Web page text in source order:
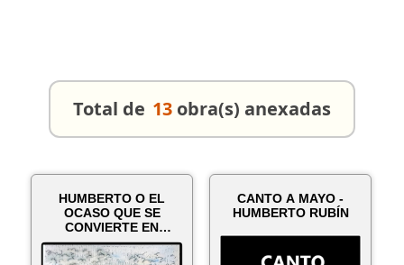
Total de 13 obra(s) anexadas
HUMBERTO O EL
OCASO QUE SE
CONVIERTE EN
MAÑANA - Por Toni
Roberto...
CANTO A MAYO -
HUMBERTO RUBÍN